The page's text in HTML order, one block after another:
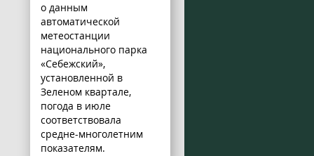
о данным
автоматической
метеостанции
национального парка
«Себежский»,
установленной в
Зеленом квартале,
погода в июле
соответствовала
средне-многолетним
показателям.